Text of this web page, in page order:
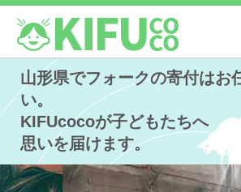
山形県でフォークの寄付はお
い。
KIFUcocoが子どもたちへ
思いを届けます。